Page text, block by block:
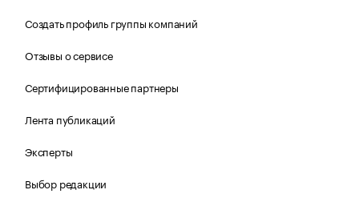
Создать профиль группы компаний
Отзывы о сервисе
Сертифицированные партнеры
Лента публикаций
Эксперты
Выбор редакции